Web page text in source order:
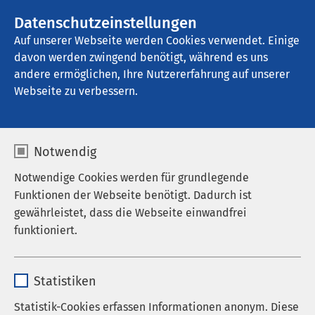
Datenschutzeinstellungen
Auf unserer Webseite werden Cookies verwendet. Einige
davon werden zwingend benötigt, während es uns
andere ermöglichen, Ihre Nutzererfahrung auf unserer
Webseite zu verbessern.
Notwendig
Notwendige Cookies werden für grundlegende
Funktionen der Webseite benötigt. Dadurch ist
gewährleistet, dass die Webseite einwandfrei
funktioniert.
Anbieter sgalinski
Statistiken
Statistik-Cookies erfassen Informationen anonym. Diese
Anfahrt
AMEOS Poliklinikum Thale
So finden Sie uns
Goetheweg 3
D-06502 Thale
Auf Google Maps anzeigen
Externen Inhalt laden